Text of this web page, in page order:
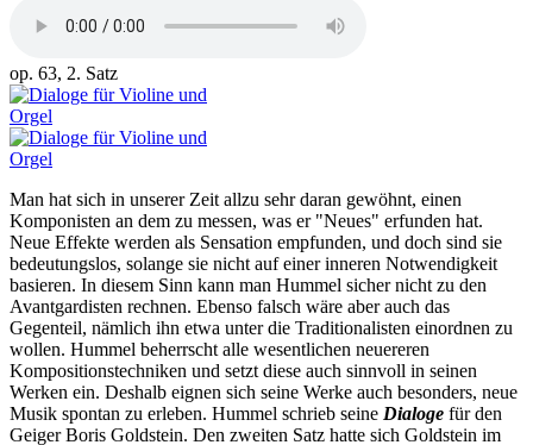
op. 63, 2. Satz
Man hat sich in unserer Zeit allzu sehr daran gewöhnt, einen
Komponisten an dem zu messen, was er "Neues" erfunden hat.
Neue Effekte werden als Sensation empfunden, und doch sind sie
bedeutungslos, solange sie nicht auf einer inneren Notwendigkeit
basieren. In diesem Sinn kann man Hummel sicher nicht zu den
Avantgardisten rechnen. Ebenso falsch wäre aber auch das
Gegenteil, nämlich ihn etwa unter die Traditionalisten einordnen zu
wollen. Hummel beherrscht alle wesentlichen neuereren
Kompositionstechniken und setzt diese auch sinnvoll in seinen
Werken ein. Deshalb eignen sich seine Werke auch besonders, neue
Musik spontan zu erleben. Hummel schrieb seine Dialoge für den
Geiger Boris Goldstein. Den zweiten Satz hatte sich Goldstein im